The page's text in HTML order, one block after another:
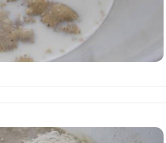
персональных данныхи